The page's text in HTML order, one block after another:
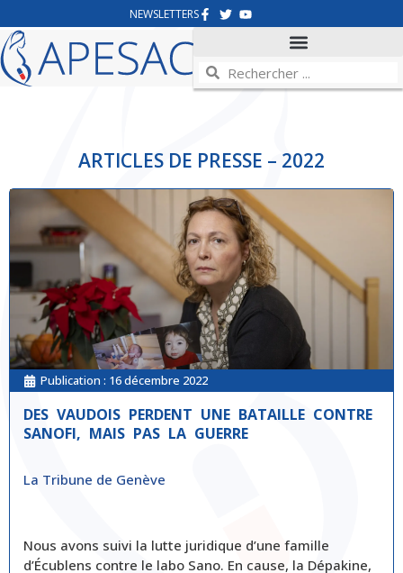
NEWSLETTERS
ARTICLES DE PRESSE – 2022
Publication : 16 décembre 2022
DES VAUDOIS PERDENT UNE BATAILLE CONTRE
SANOFI, MAIS PAS LA GUERRE
La Tribune de Genève
Nous avons suivi la lutte juridique d’une famille
d’Écublens contre le labo Sano. En cause, la Dépakine,